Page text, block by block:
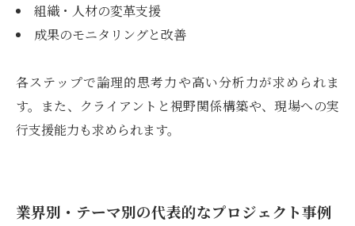
組織・人材の変革支援
成果のモニタリングと改善
各ステップで論理的思考力や高い分析力が求められま
す。また、クライアントと視野関係構築や、現場への実
行支援能力も求められます。
業界別・テーマ別の代表的なプロジェクト事例